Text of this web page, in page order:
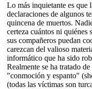
Lo más inquietante es que
declaraciones de algunos
quincena de muertos.
certeza cuántos ni quiénes
sus compañeros puedan
carezcan del valioso
informático que ha sido
Realmente se ha tratado
"conmoción y espanto"
(todas las víctimas son